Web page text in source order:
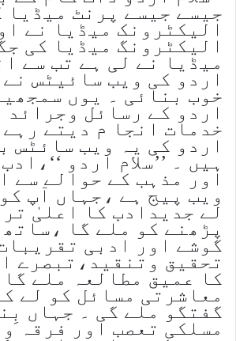
جیسے جیسے پرنٹ میڈیا
الیکٹرونک میڈیا نے
الیکٹرونگ میڈیا کی
میڈیا نے لی ہے تب سے
اردو کی ویب سائیٹس نے
خوب بنائی ۔ یوں
اردو کے رسائل وجرائد
خدمات انجا م دیتے
اردو کی یہ ویب سائٹس
ہیں ۔ ’’سلام اردو
اور مذہب کے حوالے سے
ویب پیج ہے ،جہاں آپ
لے جدیدادب کا اعلیٰ
پڑھنے کو ملے گا
گوشے اور ادبی
تحقیق وتنقید،تبصرے
کا عمیق مطالعہ ملے
معاشرتی مسائل کو لے
گفتگو ملے گی ۔ جہاں
مسلکی تعصب اور فرقہ